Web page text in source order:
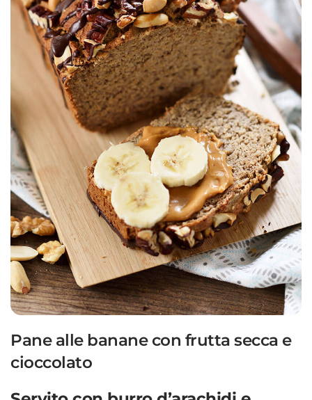
Pane alle banane con frutta secca e
cioccolato